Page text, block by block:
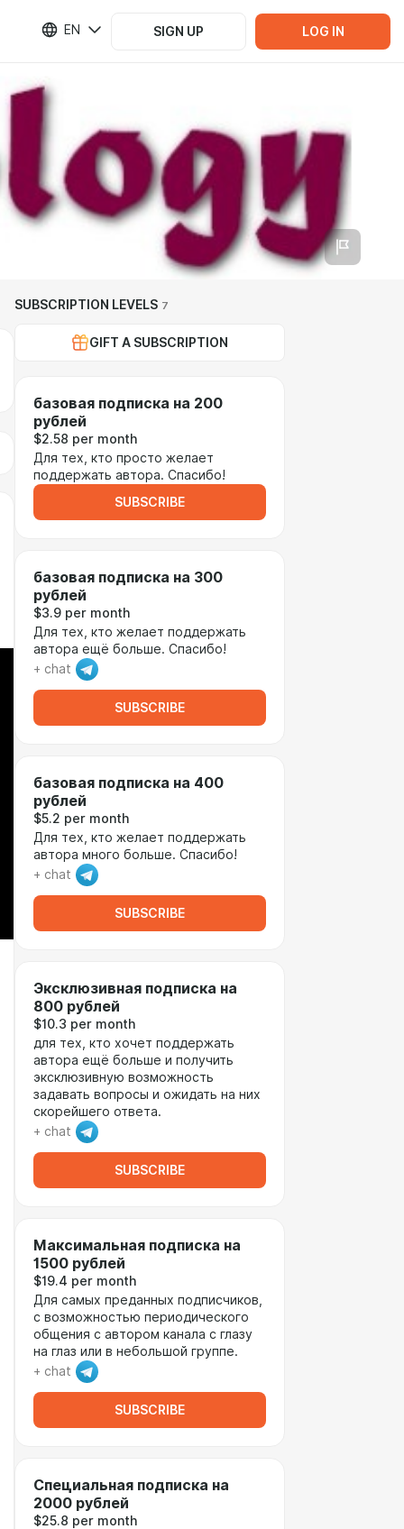
EN SIGN UP LOG IN
SUBSCRIPTION LEVELS 7
GIFT A SUBSCRIPTION
базовая подписка на 200
рублей
$2.58 per month
Для тех, кто просто желает
поддержать автора. Спасибо!
SUBSCRIBE
базовая подписка на 300
рублей
$3.9 per month
Для тех, кто желает поддержать
автора ещё больше. Спасибо!
+ chat
SUBSCRIBE
базовая подписка на 400
рублей
$5.2 per month
Для тех, кто желает поддержать
автора много больше. Спасибо!
+ chat
SUBSCRIBE
Эксклюзивная подписка на
800 рублей
$10.3 per month
для тех, кто хочет поддержать
автора ещё больше и получить
эксклюзивную возможность
задавать вопросы и ожидать на них
скорейшего ответа.
+ chat
SUBSCRIBE
Максимальная подписка на
1500 рублей
$19.4 per month
Для самых преданных подписчиков,
с возможностью периодического
общения с автором канала с глазу
на глаз или в небольшой группе.
+ chat
SUBSCRIBE
Специальная подписка на
2000 рублей
$25.8 per month